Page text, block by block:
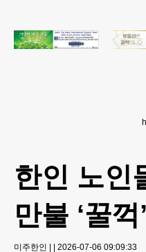
한인 노인
만불 ‘꿀꺽’
미주한인 | | 2026-07-06 09:09:33